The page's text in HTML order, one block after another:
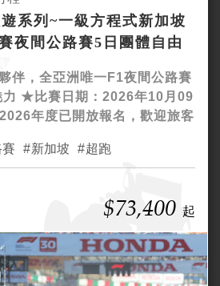
系列~一級方程式新加坡
夜間公路賽5日團體自由
伴，全亞洲唯一F1夜間公路賽
力 ★比賽日期：2026年10月09
年度已開放報名，歡迎旅客
新加坡 超跑
$73,400 起